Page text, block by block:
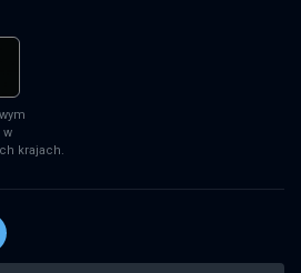
w
krajach.